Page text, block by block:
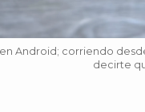
Android; corriendo
decirte